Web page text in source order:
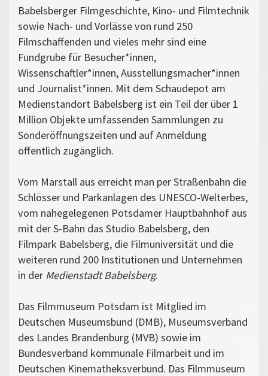
Babelsberger Filmgeschichte, Kino- und Filmtechnik
sowie Nach- und Vorlässe von rund 250
Filmschaffenden und vieles mehr sind eine
Fundgrube für Besucher*innen,
Wissenschaftler*innen, Ausstellungsmacher*innen
und Journalist*innen. Mit dem Schaudepot am
Medienstandort Babelsberg ist ein Teil der über 1
Million Objekte umfassenden Sammlungen zu
Sonderöffnungszeiten und auf Anmeldung
öffentlich zugänglich.
Vom Marstall aus erreicht man per Straßenbahn die
Schlösser und Parkanlagen des UNESCO-Welterbes,
vom nahegelegenen Potsdamer Hauptbahnhof aus
mit der S-Bahn das Studio Babelsberg, den
Filmpark Babelsberg, die Filmuniversität und die
weiteren rund 200 Institutionen und Unternehmen
in der Medienstadt Babelsberg.
Das Filmmuseum Potsdam ist Mitglied im
Deutschen Museumsbund (DMB), Museumsverband
des Landes Brandenburg (MVB) sowie im
Bundesverband kommunale Filmarbeit und im
Deutschen Kinematheksverbund. Das Filmmuseum